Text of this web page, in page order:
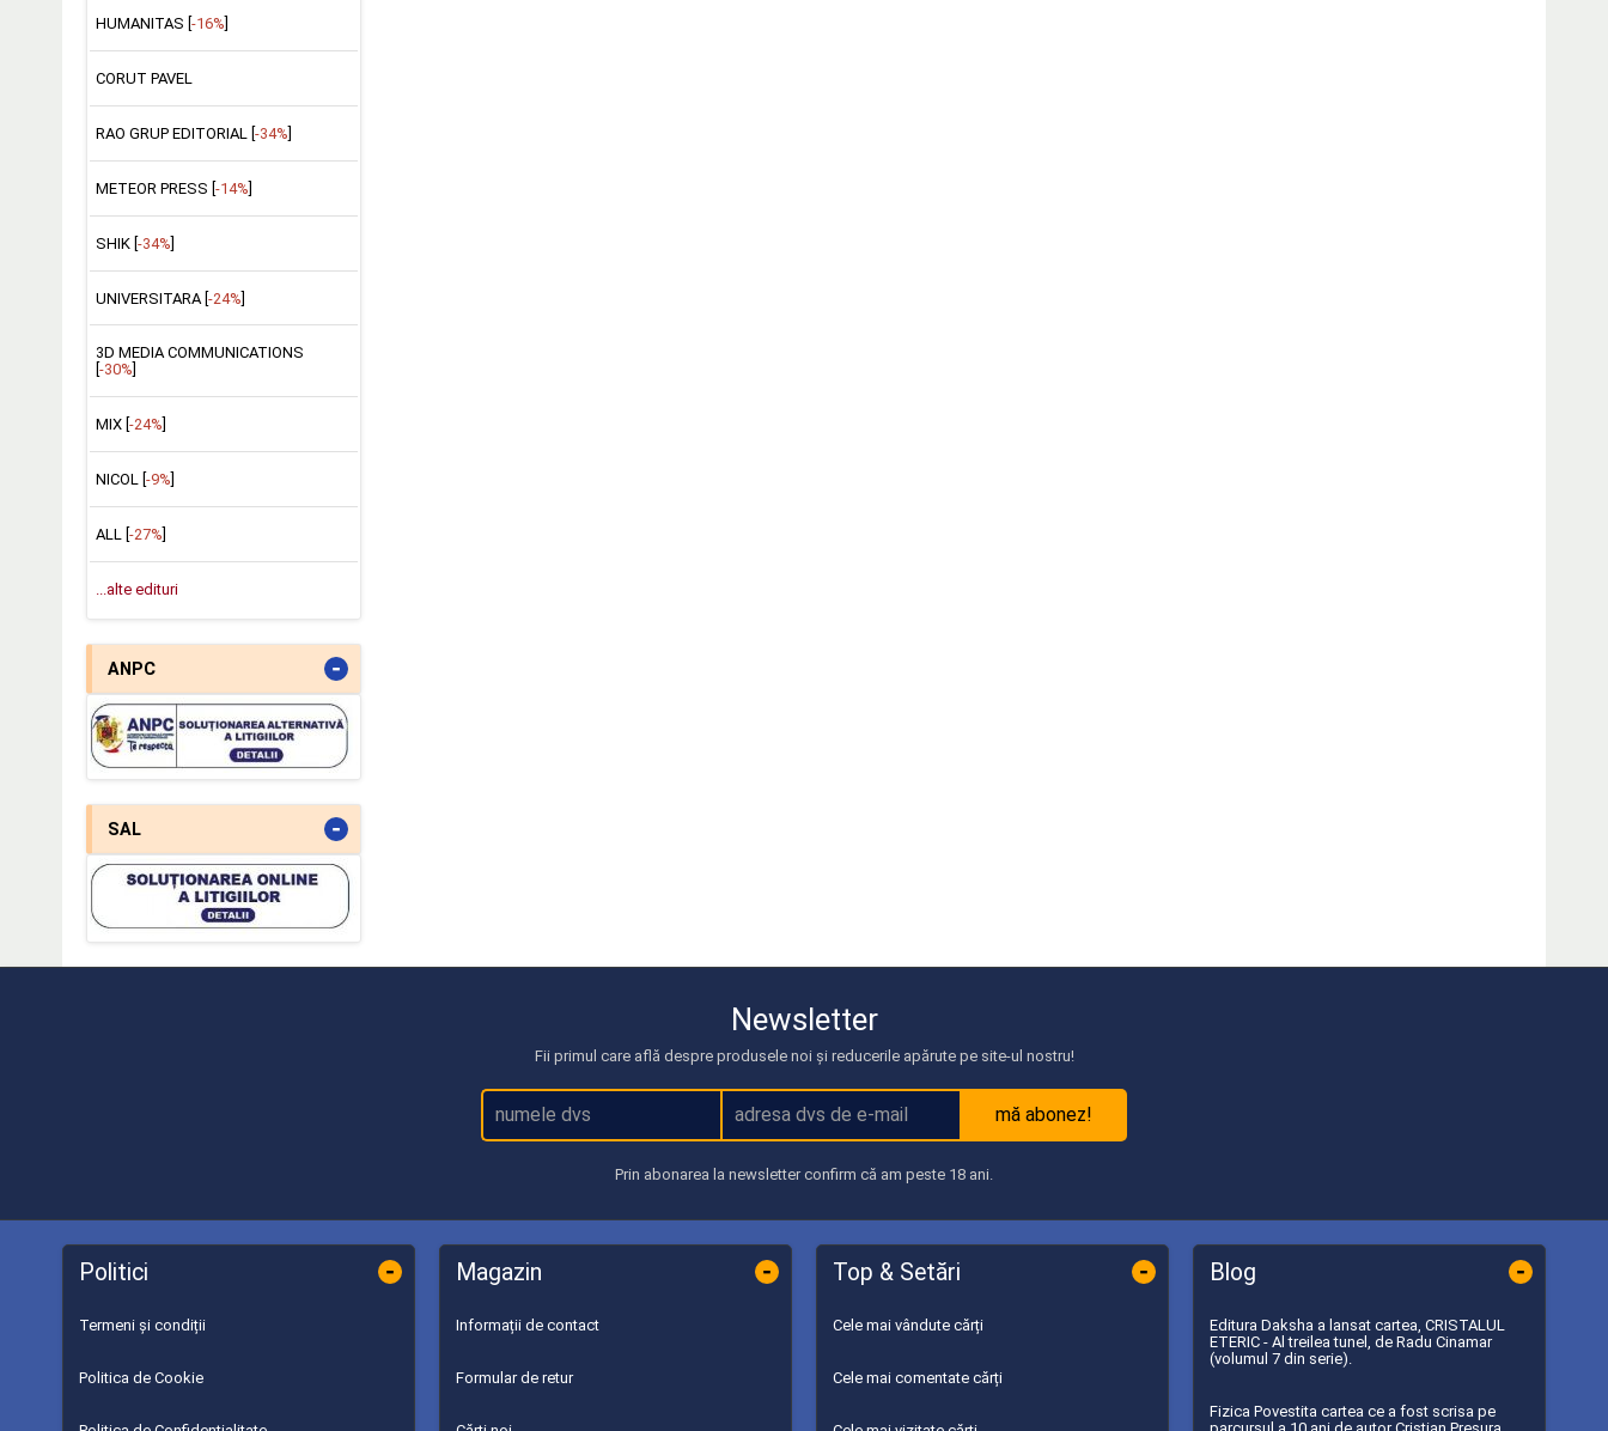
HUMANITAS [ -16%
CORUT PAVEL
RAO GRUP EDITORIAL [ -34%
METEOR PRESS [ -14%
SHIK [-34%]
UNIVERSITARA [-24%]
3D MEDIA COMMUNICATIONS
-30%
MIX [ -24%
NICOL [ -9%
ALL [ -27%
...alte edituri
ANPC -
SAL -
Newsletter
Fii primul care află despre produsele noi și reducerile apărute pe site-ul nostru!
mă abonez!
Prin abonarea la newsletter confirm că am peste 18 ani.
Politici -
Termeni și condiții
Politica de Cookie
Magazin -
Informații de contact
Formular de retur
Top & Setări -
Cele mai vândute cărți
Cele mai comentate cărți
Blog -
Editura Daksha a lansat cartea, CRISTALUL
ETERIC - Al treilea tunel, de Radu Cinamar
(volumul 7 din serie).
Fizica Povestita cartea ce a fost scrisa pe